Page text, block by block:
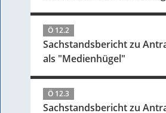
Ö 12.2
Sachstandsbericht zu
als "Medienhügel"
Ö 12.3
Sachstandsbericht zu